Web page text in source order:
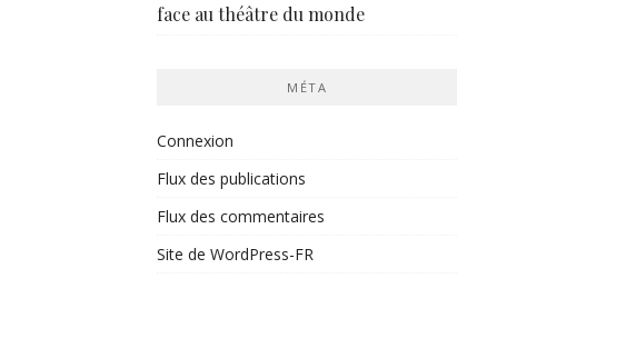
face au théâtre du monde
MÉTA
Connexion
Flux des publications
Flux des commentaires
Site de WordPress-FR